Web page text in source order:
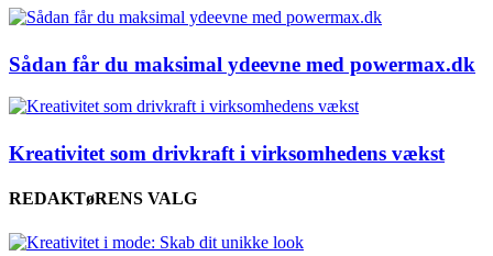
Sådan får du maksimal ydeevne med powermax.dk
Kreativitet som drivkraft i virksomhedens vækst
REDAKTøRENS VALG